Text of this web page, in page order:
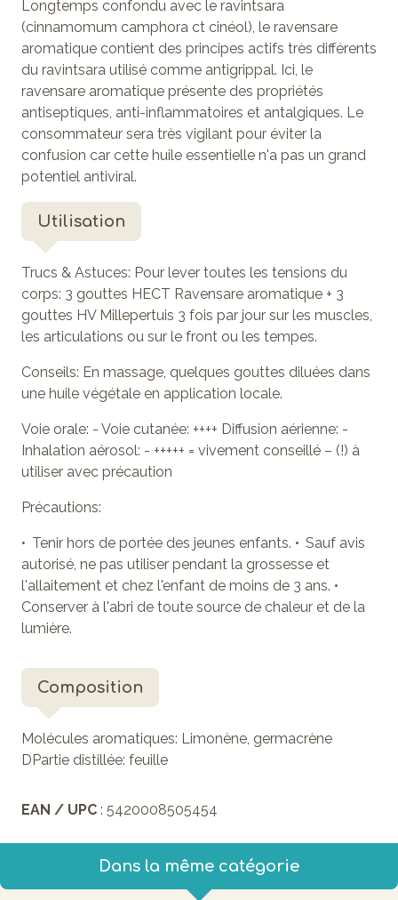
Longtemps confondu avec le ravintsara
(cinnamomum camphora ct cinéol), le ravensare
aromatique contient des principes actifs très différents
du ravintsara utilisé comme antigrippal. Ici, le
ravensare aromatique présente des propriétés
antiseptiques, anti-inflammatoires et antalgiques. Le
consommateur sera très vigilant pour éviter la
confusion car cette huile essentielle n'a pas un grand
potentiel antiviral.
Utilisation
Trucs & Astuces: Pour lever toutes les tensions du
corps: 3 gouttes HECT Ravensare aromatique + 3
gouttes HV Millepertuis 3 fois par jour sur les muscles,
les articulations ou sur le front ou les tempes.
Conseils: En massage, quelques gouttes diluées dans
une huile végétale en application locale.
Voie orale: - Voie cutanée: ++++ Diffusion aérienne: -
Inhalation aérosol: - +++++ = vivement conseillé – (!) à
utiliser avec précaution
Précautions:
• Tenir hors de portée des jeunes enfants. • Sauf avis
autorisé, ne pas utiliser pendant la grossesse et
l'allaitement et chez l'enfant de moins de 3 ans. •
Conserver à l'abri de toute source de chaleur et de la
lumière.
Composition
Molécules aromatiques: Limonène, germacrène
DPartie distillée: feuille
EAN / UPC : 5420008505454
Dans la même catégorie